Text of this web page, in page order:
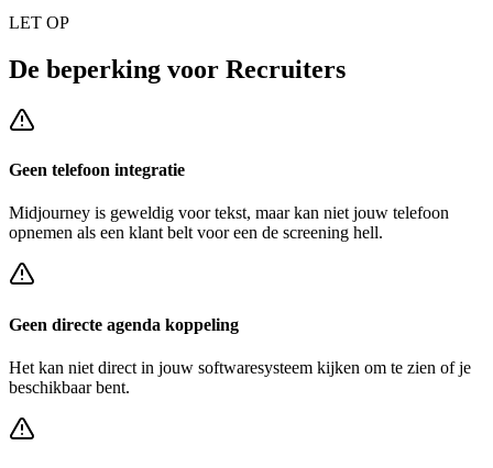
LET OP
De beperking voor Recruiters
Geen telefoon integratie
Midjourney is geweldig voor tekst, maar kan niet jouw telefoon
opnemen als een klant belt voor een de screening hell.
Geen directe agenda koppeling
Het kan niet direct in jouw softwaresysteem kijken om te zien of je
beschikbaar bent.